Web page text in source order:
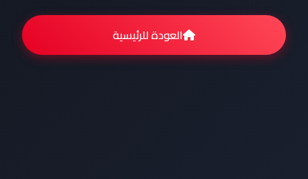
العودة للرئيسية